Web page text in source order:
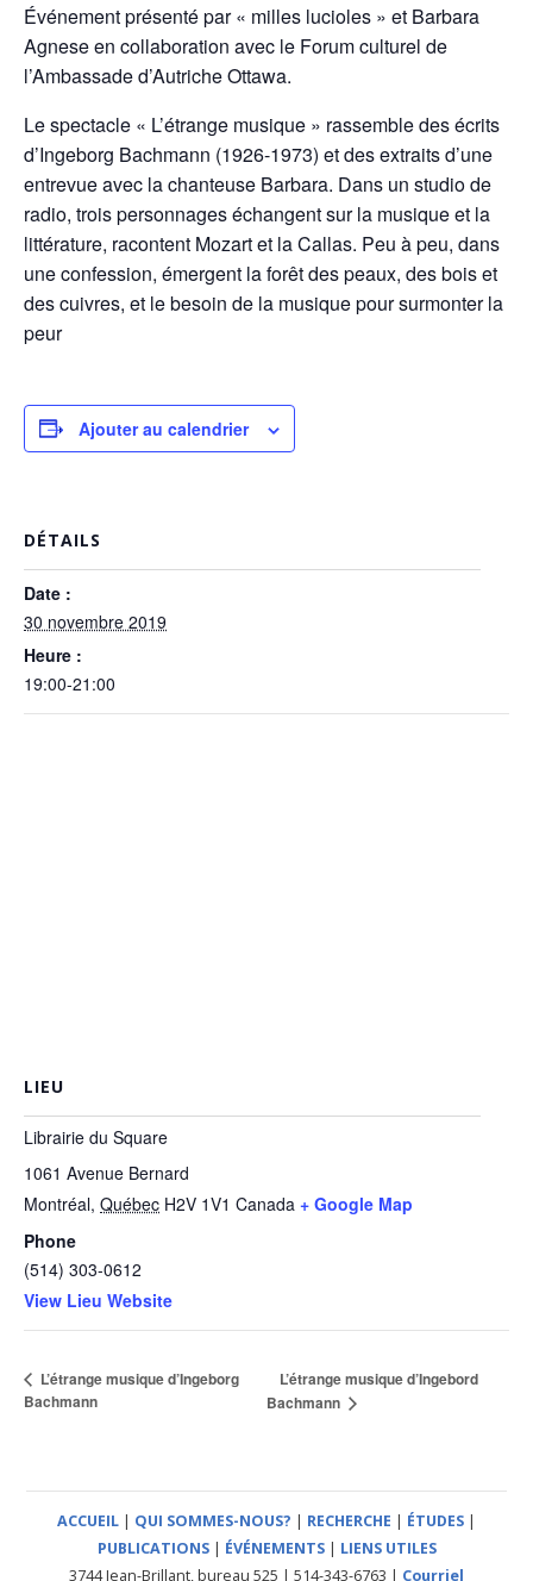
Événement présenté par « milles lucioles » et Barbara
Agnese en collaboration avec le Forum culturel de
l’Ambassade d’Autriche Ottawa.
Le spectacle « L’étrange musique » rassemble des écrits
d’Ingeborg Bachmann (1926-1973) et des extraits d’une
entrevue avec la chanteuse Barbara. Dans un studio de
radio, trois personnages échangent sur la musique et la
littérature, racontent Mozart et la Callas. Peu à peu, dans
une confession, émergent la forêt des peaux, des bois et
des cuivres, et le besoin de la musique pour surmonter la
peur
Ajouter au calendrier
DÉTAILS
Date :
30 novembre 2019
Heure :
19:00-21:00
LIEU
Librairie du Square
1061 Avenue Bernard
Montréal, Québec H2V 1V1 Canada + Google Map
Phone
(514) 303-0612
View Lieu Website
L’étrange musique d’Ingeborg
Bachmann
L’étrange musique d’Ingebord
Bachmann
ACCUEIL | QUI SOMMES-NOUS? | RECHERCHE | ÉTUDES |
PUBLICATIONS| ÉVÉNEMENTS| LIENS UTILES
3744 Jean-Brillant, bureau 525 | 514-343-6763 | Courriel